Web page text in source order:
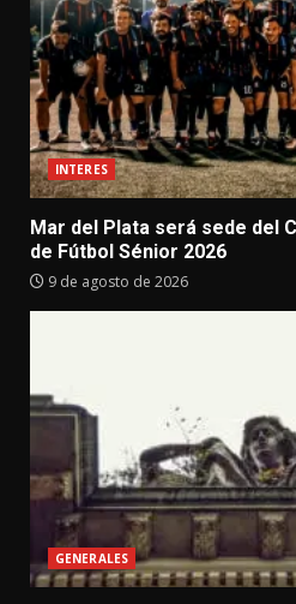
INTERES
Mar del Plata será sede del
de Fútbol Sénior 2026
9 de agosto de 2026
GENERALES